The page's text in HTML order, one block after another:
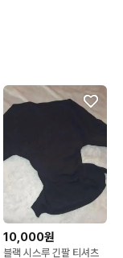
10,000원
블랙 시스루 긴팔 티셔츠